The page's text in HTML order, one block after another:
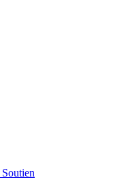
Soutien